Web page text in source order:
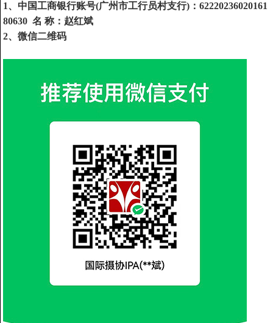
1、中国工商银行账号(广州市工行员村支行)：62220236020161
80630 名 称：赵红斌
2、微信二维码